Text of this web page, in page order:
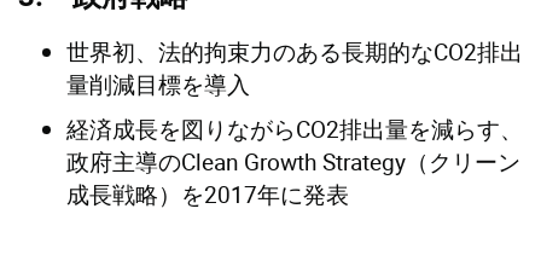
世界初、法的拘束力のある長期的なCO2排出
量削減目標を導入
経済成長を図りながらCO2排出量を減らす、
政府主導のClean Growth Strategy（クリーン
成長戦略）を2017年に発表